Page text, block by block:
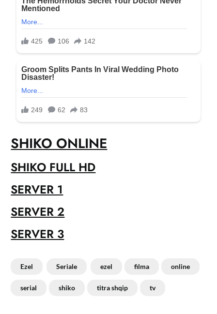
SHIKO ONLINE
SHIKO FULL HD
SERVER 1
SERVER 2
SERVER 3
Ezel Seriale ezel filma online
serial shiko titra shqip tv